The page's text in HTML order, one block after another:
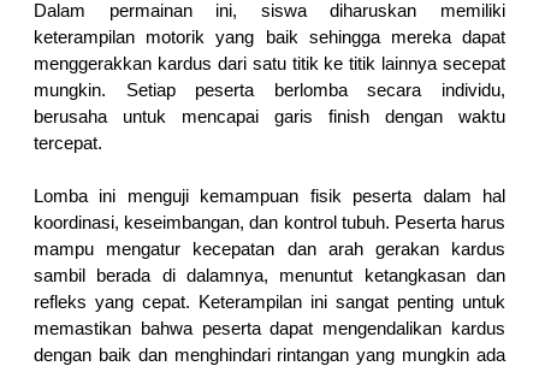
Dalam permainan ini, siswa diharuskan memiliki
keterampilan motorik yang baik sehingga mereka dapat
menggerakkan kardus dari satu titik ke titik lainnya secepat
mungkin. Setiap peserta berlomba secara individu,
berusaha untuk mencapai garis finish dengan waktu
tercepat.
Lomba ini menguji kemampuan fisik peserta dalam hal
koordinasi, keseimbangan, dan kontrol tubuh. Peserta harus
mampu mengatur kecepatan dan arah gerakan kardus
sambil berada di dalamnya, menuntut ketangkasan dan
refleks yang cepat. Keterampilan ini sangat penting untuk
memastikan bahwa peserta dapat mengendalikan kardus
dengan baik dan menghindari rintangan yang mungkin ada